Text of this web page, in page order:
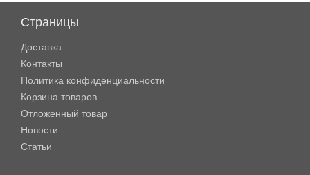
Страницы
Доставка
Контакты
Политика конфиденциальности
Корзина товаров
Отложенный товар
Новости
Статьи